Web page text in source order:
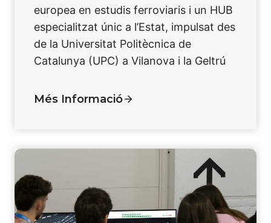
europea en estudis ferroviaris i un HUB
especialitzat únic a l’Estat, impulsat des
de la Universitat Politècnica de
Catalunya (UPC) a Vilanova i la Geltrú
Més Informació